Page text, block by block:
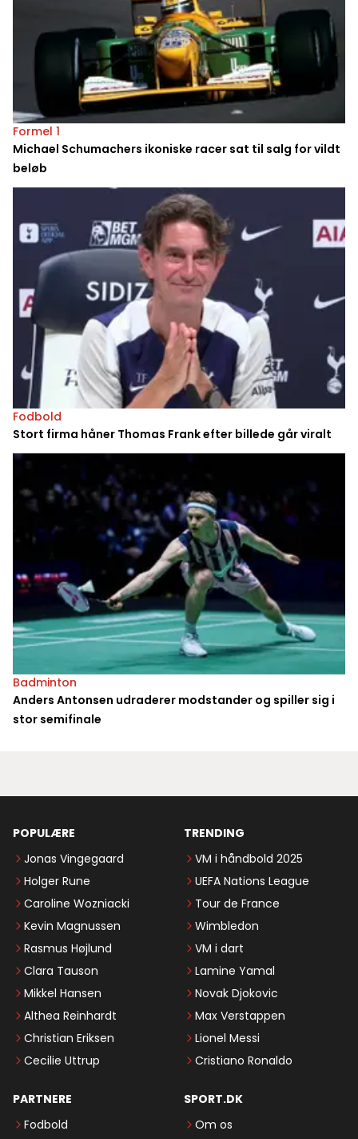
Formel 1
Michael Schumachers ikoniske racer sat til salg for vildt
beløb
Fodbold
Stort firma håner Thomas Frank efter billede går viralt
Badminton
Anders Antonsen udraderer modstander og spiller sig i
stor semifinale
POPULÆRE
Jonas Vingegaard
Holger Rune
Caroline Wozniacki
Kevin Magnussen
Rasmus Højlund
Clara Tauson
Mikkel Hansen
Althea Reinhardt
Christian Eriksen
Cecilie Uttrup
TRENDING
VM i håndbold 2025
UEFA Nations League
Tour de France
Wimbledon
VM i dart
Lamine Yamal
Novak Djokovic
Max Verstappen
Lionel Messi
Cristiano Ronaldo
PARTNERE
Fodbold
SPORT.DK
Om os